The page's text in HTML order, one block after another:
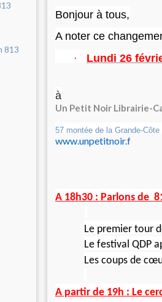
813
Bonjour à tous,
A noter ce
·
Lundi 26
à
Un Petit Noir Librairie-
57 montée de la Grande-Côte
www.unpetitnoir.f
A 18h30 : Parlons de
Le premier tour
Le festival QDP
Les coups de
A partir de 19h : Le